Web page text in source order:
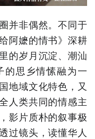
并非偶然。不同于
阿嬷的情书》深耕
的岁月沉淀、潮汕
的思乡情愫融为一
地域文化特色，又
人类共同的情感主
影片质朴的叙事极
过镜头，读懂华人